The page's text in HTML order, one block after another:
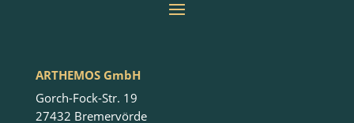
ARTHEMOS GmbH
Gorch-Fock-Str. 19
27432 Bremervörde